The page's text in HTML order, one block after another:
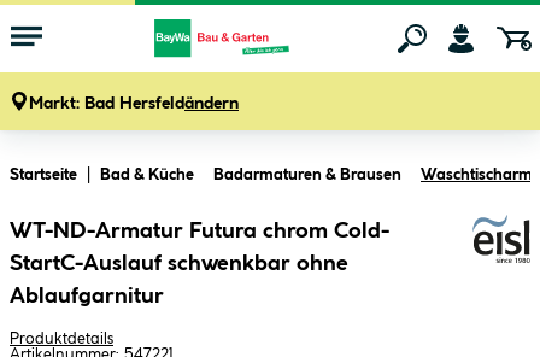
Markt: Bad Hersfeldändern
Startseite Bad & Küche Badarmaturen & Brausen
WT-ND-Armatur Futura chrom Cold-
StartC-Auslauf schwenkbar ohne
Ablaufgarnitur
Produktdetails